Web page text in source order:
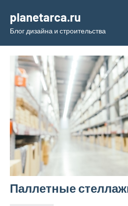
содержимому
planetarca.ru
Блог дизайна и строительства
Паллетные